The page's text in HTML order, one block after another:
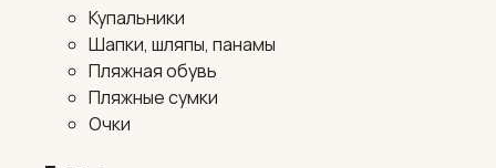
Купальники
Шапки, шляпы, панамы
Пляжная обувь
Пляжные сумки
Очки